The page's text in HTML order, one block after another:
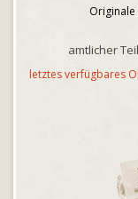
Originale
amtlicher
letztes verfügbares